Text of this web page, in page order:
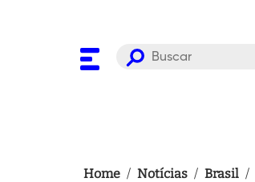
Home / Notícias / Brasil /